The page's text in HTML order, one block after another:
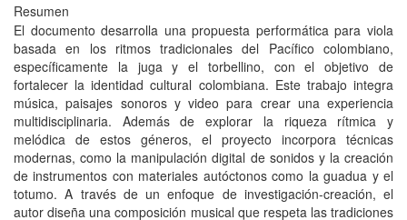
Resumen
El documento desarrolla una propuesta performática para viola
basada en los ritmos tradicionales del Pacífico colombiano,
específicamente la juga y el torbellino, con el objetivo de
fortalecer la identidad cultural colombiana. Este trabajo integra
música, paisajes sonoros y video para crear una experiencia
multidisciplinaria. Además de explorar la riqueza rítmica y
melódica de estos géneros, el proyecto incorpora técnicas
modernas, como la manipulación digital de sonidos y la creación
de instrumentos con materiales autóctonos como la guadua y el
totumo. A través de un enfoque de investigación-creación, el
autor diseña una composición musical que respeta las tradiciones